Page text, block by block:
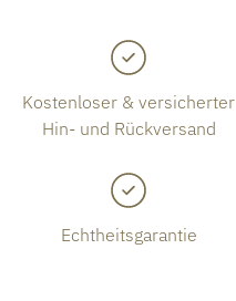
Kostenloser & versicherter
Hin- und Rückversand
Echtheitsgarantie